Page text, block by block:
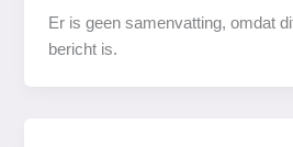
Er is geen samenvatting, omdat
bericht is.